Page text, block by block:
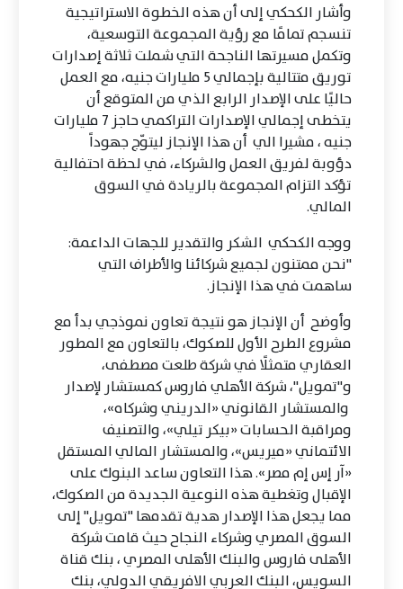
وأشار الكحكي إلى أن هذه الخطوة الاستراتيجية
تنسجم تمامًا مع رؤية المجموعة التوسعية،
وتكمل مسيرتها الناجحة التي شملت ثلاثة إصدارات
توريق متتالية بإجمالي 5 مليارات جنيه، مع العمل
حاليًا على الإصدار الرابع الذي من المتوقع أن
يتخطى إجمالي الإصدارات التراكمي حاجز 7 مليارات
جنيه ، مشيرا الي أن هذا الإنجاز ليتوّج جهوداً
دؤوبة لفريق العمل والشركاء، في لحظة احتفالية
تؤكد التزام المجموعة بالريادة في السوق
المالي.
ووجه الكحكي الشكر والتقدير للجهات الداعمة:
"نحن ممتنون لجميع شركائنا والأطراف التي
ساهمت في هذا الإنجاز.
وأوضح أن الإنجاز هو نتيجة تعاون نموذجي بدأ مع
مشروع الطرح الأول للصكوك، بالتعاون مع المطور
العقاري متمثلًا في شركة طلعت مصطفى،
و"تمويل"، شركة الأهلي فاروس كمستشار لإصدار
والمستشار القانوني «الدريني وشركاه»،
ومراقبة الحسابات «بيكر تيلي»، والتصنيف
الائتماني «ميريس»، والمستشار المالي المستقل
«آر إس إم مصر». هذا التعاون ساعد البنوك على
الإقبال وتغطية هذه النوعية الجديدة من الصكوك،
مما يجعل هذا الإصدار هدية تقدمها "تمويل" إلى
السوق المصري وشركاء النجاح حيث قامت شركة
الأهلى فاروس والبنك الأهلى المصري ، بنك قناة
السويس، البنك العربي الافريقي الدولي، بنك